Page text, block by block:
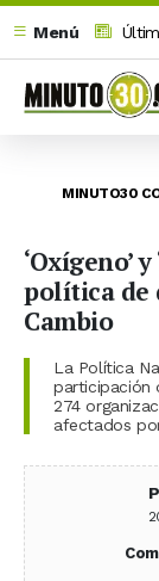
Menú
MINUTO30
‘Oxígeno’
política de
Cambio
La Política
participación
274
afectados